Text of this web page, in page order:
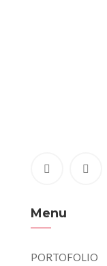
Menu
PORTOFOLIO